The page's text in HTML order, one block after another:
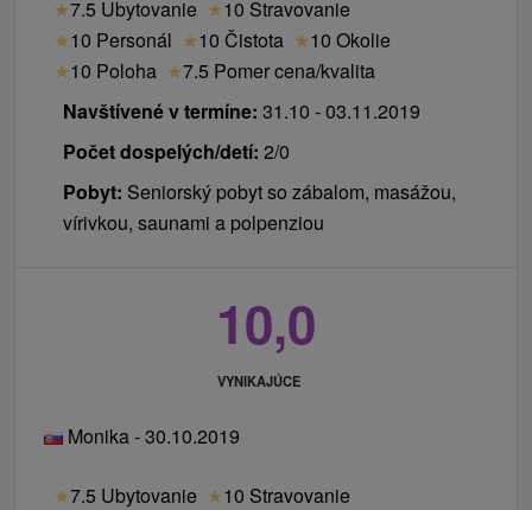
★7.5 Ubytovanie ★10 Stravovanie
★10 Personál ★10 Čistota ★10 Okolie
★10 Poloha ★7.5 Pomer cena/kvalita
Navštívené v termíne: 31.10 - 03.11.2019
Počet dospelých/detí: 2/0
Pobyt: Seniorský pobyt so zábalom, masážou,
vírivkou, saunami a polpenziou
10,0
VYNIKAJÚCE
Monika - 30.10.2019
★7.5 Ubytovanie ★10 Stravovanie